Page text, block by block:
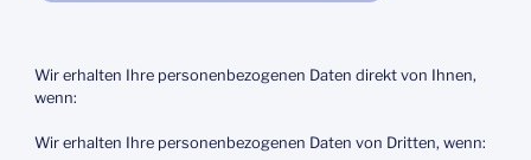
Wir erhalten Ihre personenbezogenen Daten direkt von Ihnen,
wenn:
Wir erhalten Ihre personenbezogenen Daten von Dritten, wenn: